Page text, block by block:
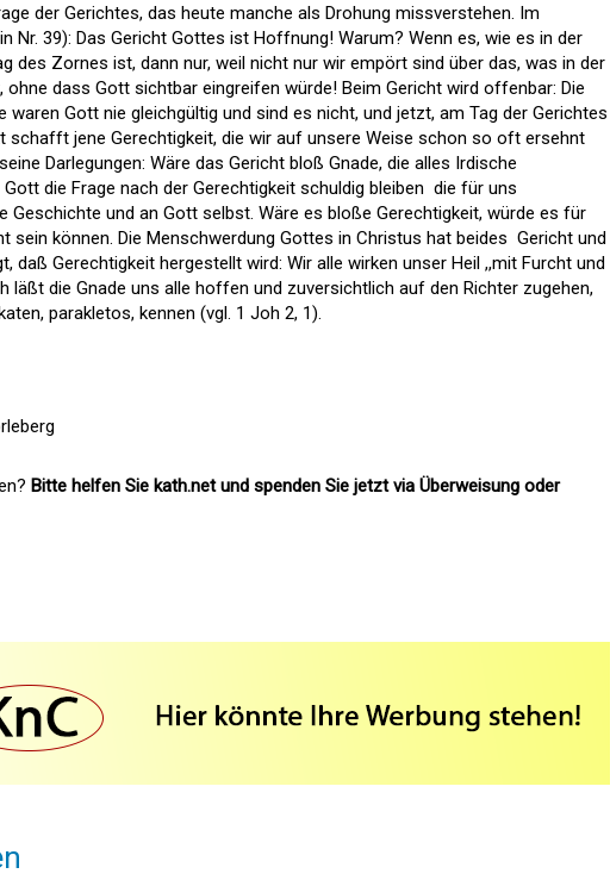
der Gerichtes, das heute manche als Drohung missverstehen. Im
Nr. 39): Das Gericht Gottes ist Hoffnung! Warum? Wenn es, wie es in der
des Zornes ist, dann nur, weil nicht nur wir empört sind über das, was in der
dass Gott sichtbar eingreifen würde! Beim Gericht wird offenbar: Die
waren Gott nie gleichgültig und sind es nicht, und jetzt, am Tag der Gerichtes
schafft jene Gerechtigkeit, die wir auf unsere Weise schon so oft ersehnt
Darlegungen: Wäre das Gericht bloß Gnade, die alles Irdische
die Frage nach der Gerechtigkeit schuldig bleiben  die für uns
Geschichte und an Gott selbst. Wäre es bloße Gerechtigkeit, würde es für
sein können. Die Menschwerdung Gottes in Christus hat beides  Gericht und
daß Gerechtigkeit hergestellt wird: Wir alle wirken unser Heil ,,mit Furcht und
läßt die Gnade uns alle hoffen und zuversichtlich auf den Richter zugehen,
parakletos, kennen (vgl. 1 Joh 2, 1).
Bitte helfen Sie kath.net und spenden Sie jetzt via Überweisung oder